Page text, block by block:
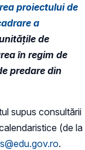
proiectului de
a
de
în regim de
predare din
supus consultării
(de la
.